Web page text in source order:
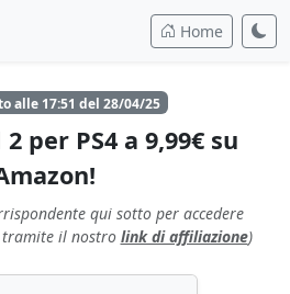
Home
alle 17:51 del 28/04/25
per PS4 a 9,99€ su
qui sotto per accedere
il nostro link di affiliazione)